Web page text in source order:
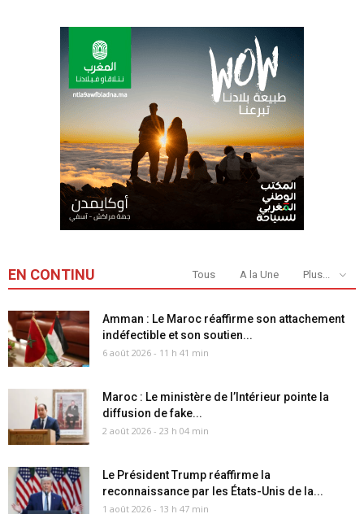
EN CONTINU Tous A la Une Plus...
Amman : Le Maroc réaffirme son attachement
indéfectible et son soutien...
6 août 2026 - 11 h 41 min
Maroc : Le ministère de l’Intérieur pointe la
diffusion de fake...
2 août 2026 - 23 h 04 min
Le Président Trump réaffirme la
reconnaissance par les États-Unis de la...
1 août 2026 - 13 h 47 min